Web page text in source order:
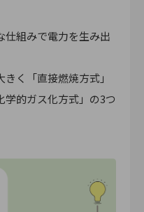
仕組みで電力を生み出
く「直接燃焼方式」
学的ガス化方式」の3つ